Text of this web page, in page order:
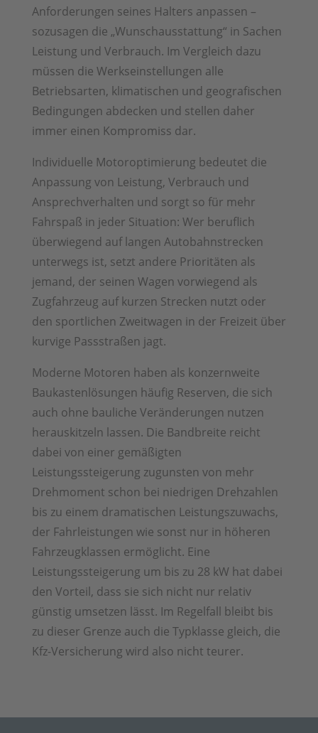
Anforderungen seines Halters anpassen –
sozusagen die „Wunschausstattung“ in Sachen
Leistung und Verbrauch. Im Vergleich dazu
müssen die Werkseinstellungen alle
Betriebsarten, klimatischen und geografischen
Bedingungen abdecken und stellen daher
immer einen Kompromiss dar.
Individuelle Motoroptimierung bedeutet die
Anpassung von Leistung, Verbrauch und
Ansprechverhalten und sorgt so für mehr
Fahrspaß in jeder Situation: Wer beruflich
überwiegend auf langen Autobahnstrecken
unterwegs ist, setzt andere Prioritäten als
jemand, der seinen Wagen vorwiegend als
Zugfahrzeug auf kurzen Strecken nutzt oder
den sportlichen Zweitwagen in der Freizeit über
kurvige Passstraßen jagt.
Moderne Motoren haben als konzernweite
Baukastenlösungen häufig Reserven, die sich
auch ohne bauliche Veränderungen nutzen
herauskitzeln lassen. Die Bandbreite reicht
dabei von einer gemäßigten
Leistungssteigerung zugunsten von mehr
Drehmoment schon bei niedrigen Drehzahlen
bis zu einem dramatischen Leistungszuwachs,
der Fahrleistungen wie sonst nur in höheren
Fahrzeugklassen ermöglicht. Eine
Leistungssteigerung um bis zu 28 kW hat dabei
den Vorteil, dass sie sich nicht nur relativ
günstig umsetzen lässt. Im Regelfall bleibt bis
zu dieser Grenze auch die Typklasse gleich, die
Kfz-Versicherung wird also nicht teurer.